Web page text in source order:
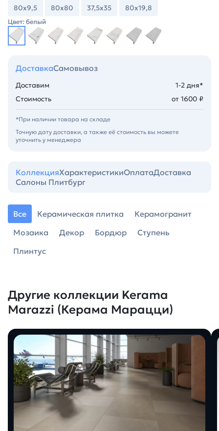
80х9,5 80х80 37,5х35 80х19,8
Цвет: белый
ДоставкаСамовывоз
Доставим
1-2 дня*
Стоимость
от 1600 ₽
*При наличии товара на складе
Точную дату доставки, а также её стоимость вы можете
уточнить у менеджера
КоллекцияХарактеристикиОплатаДоставка
Салоны Плитбург
Все Керамическая плитка
Керамогранит
Мозаика
Декор Бордюр
Ступень
Плинтус
Другие коллекции Kerama
Marazzi (Керама Марацци)